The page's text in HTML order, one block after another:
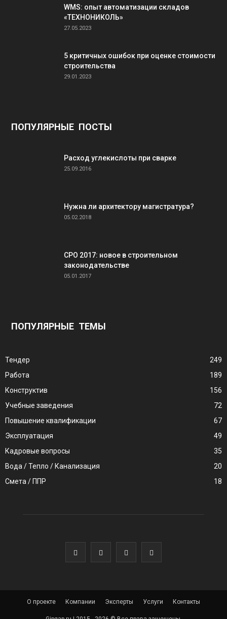
WMS: опыт автоматизации складов
«ТЕХНОНИКОЛЬ»
27.05.2023
5 критичных ошибок при оценке стоимости
строительства
29.01.2023
ПОПУЛЯРНЫЕ ПОСТЫ
Расход углекислоты при сварке
25.09.2016
Нужна ли архитектору магистратура?
05.02.2018
СРО 2017: новое в строительном
законодательстве
05.01.2017
ПОПУЛЯРНЫЕ ТЕМЫ
Тендер
249
Работа
189
Конструктив
156
Учебные заведения
72
Повышение квалификации
67
Эксплуатация
49
Кадровые вопросы
35
Вода / Тепло / Канализация
20
Смета / ППР
18
О проекте Компании Эксперты Услуги Контакты